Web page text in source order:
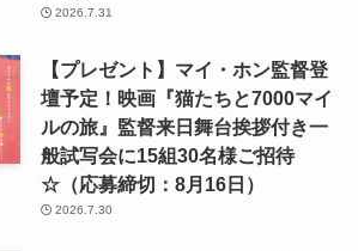
2026.7.31
【プレゼント】マイ・ホン監督登
壇予定！映画『猫たちと7000マイ
ルの旅』監督来日舞台挨拶付き一
般試写会に15組30名様ご招待
☆（応募締切：8月16日）
2026.7.30